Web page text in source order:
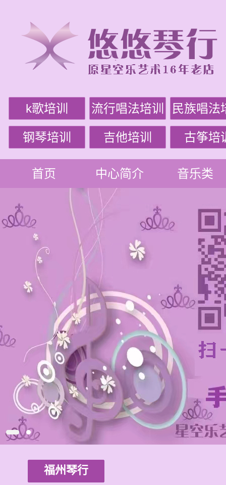
k歌培训 流行唱法培训 民族唱法
钢琴培训 吉他培训 古筝培
首页 中心简介 音乐类
福州琴行